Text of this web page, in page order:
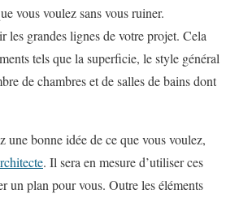
vous voulez sans vous ruiner.
les grandes lignes de votre projet. Cela
tels que la superficie, le style général
de chambres et de salles de bains dont
une bonne idée de ce que vous voulez,
. Il sera en mesure d’utiliser ces
un plan pour vous. Outre les éléments